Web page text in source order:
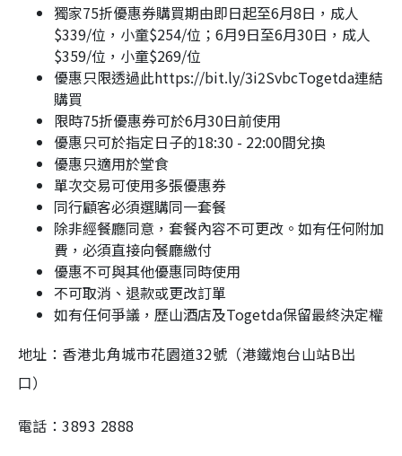
獨家75折優惠券購買期由即日起至6月8日，成人
$339/位，小童$254/位；6月9日至6月30日，成人
$359/位，小童$269/位
優惠只限透過此https://bit.ly/3i2SvbcTogetda連結
購買
限時75折優惠券可於6月30日前使用
優惠只可於指定日子的18:30 - 22:00間兌換
優惠只適用於堂食
單次交易可使用多張優惠券
同行顧客必須選購同一套餐
除非經餐廳同意，套餐內容不可更改。如有任何附加
費，必須直接向餐廳繳付
優惠不可與其他優惠同時使用
不可取消、退款或更改訂單
如有任何爭議，歷山酒店及Togetda保留最終決定權
地址：香港北角城市花園道32號（港鐵炮台山站B出
口）
電話：3893 2888